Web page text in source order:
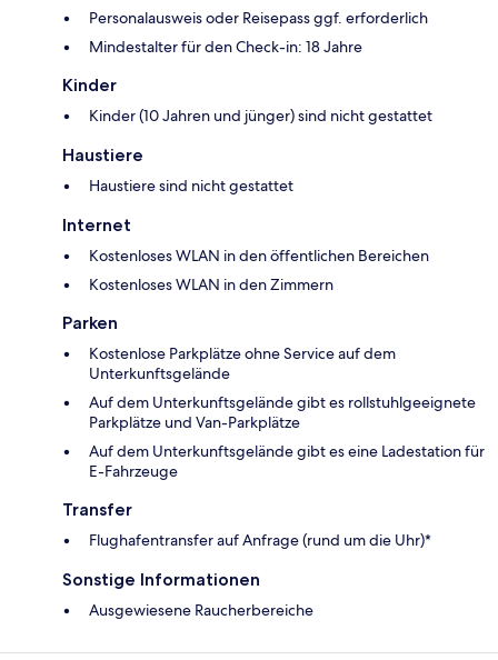
Personalausweis oder Reisepass ggf. erforderlich
Mindestalter für den Check-in: 18 Jahre
Kinder
Kinder (10 Jahren und jünger) sind nicht gestattet
Haustiere
Haustiere sind nicht gestattet
Internet
Kostenloses WLAN in den öffentlichen Bereichen
Kostenloses WLAN in den Zimmern
Parken
Kostenlose Parkplätze ohne Service auf dem
Unterkunftsgelände
Auf dem Unterkunftsgelände gibt es rollstuhlgeeignete
Parkplätze und Van-Parkplätze
Auf dem Unterkunftsgelände gibt es eine Ladestation für
E-Fahrzeuge
Transfer
Flughafentransfer auf Anfrage (rund um die Uhr)*
Sonstige Informationen
Ausgewiesene Raucherbereiche